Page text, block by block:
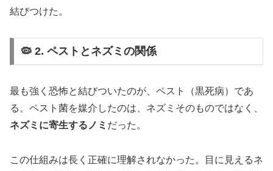
結びつけた。
🦠 2. ペストとネズミの関係
最も強く恐怖と結びついたのが、ペスト（黒死病）であ
る。ペスト菌を媒介したのは、ネズミそのものではなく、
ネズミに寄生するノミ だった。
この仕組みは長く正確に理解されなかった。目に見えるネ